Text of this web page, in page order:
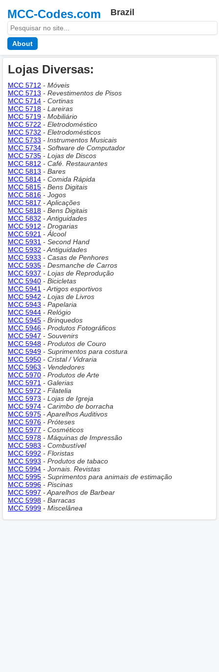
MCC-Codes.com Brazil
About
Lojas Diversas:
MCC 5712 - Móveis
MCC 5713 - Revestimentos de Pisos
MCC 5714 - Cortinas
MCC 5718 - Lareiras
MCC 5719 - Mobiliário
MCC 5722 - Eletrodoméstico
MCC 5732 - Eletrodomésticos
MCC 5733 - Instrumentos Musicais
MCC 5734 - Software de Computador
MCC 5735 - Lojas de Discos
MCC 5812 - Café. Restaurantes
MCC 5813 - Bares
MCC 5814 - Comida Rápida
MCC 5815 - Bens Digitais
MCC 5816 - Jogos
MCC 5817 - Aplicações
MCC 5818 - Bens Digitais
MCC 5832 - Antiguidades
MCC 5912 - Drogarias
MCC 5921 - Álcool
MCC 5931 - Second Hand
MCC 5932 - Antiguidades
MCC 5933 - Casas de Penhores
MCC 5935 - Desmanche de Carros
MCC 5937 - Lojas de Reprodução
MCC 5940 - Bicicletas
MCC 5941 - Artigos esportivos
MCC 5942 - Lojas de Livros
MCC 5943 - Papelaria
MCC 5944 - Relógio
MCC 5945 - Brinquedos
MCC 5946 - Produtos Fotográficos
MCC 5947 - Souvenirs
MCC 5948 - Produtos de Couro
MCC 5949 - Suprimentos para costura
MCC 5950 - Cristal / Vidraria
MCC 5963 - Vendedores
MCC 5970 - Produtos de Arte
MCC 5971 - Galerias
MCC 5972 - Filatelia
MCC 5973 - Lojas de Igreja
MCC 5974 - Carimbo de borracha
MCC 5975 - Aparelhos Auditivos
MCC 5976 - Próteses
MCC 5977 - Cosméticos
MCC 5978 - Máquinas de Impressão
MCC 5983 - Combustível
MCC 5992 - Floristas
MCC 5993 - Produtos de tabaco
MCC 5994 - Jornais. Revistas
MCC 5995 - Suprimentos para animais de estimação
MCC 5996 - Piscinas
MCC 5997 - Aparelhos de Barbear
MCC 5998 - Barracas
MCC 5999 - Miscelânea